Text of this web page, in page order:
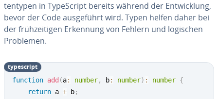
ten­ty­pen in Ty­pe­Script bereits während der Ent­wick­lung,
bevor der Code aus­ge­führt wird. Typen helfen daher bei
der früh­zei­ti­gen Erkennung von Fehlern und logischen
Problemen.
function add (a: number, b: number) : number {
return a + b;
ty­pe­script